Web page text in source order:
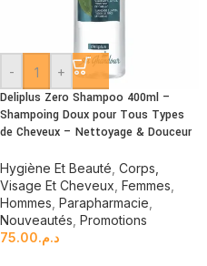
- +
Deliplus Zero Shampoo 400ml –
Shampoing Doux pour Tous Types
de Cheveux – Nettoyage & Douceur
Hygiène Et Beauté Corps,
Visage Et Cheveux Femmes
Hommes Parapharmacie
Nouveautés Promotions
د.م.75.00